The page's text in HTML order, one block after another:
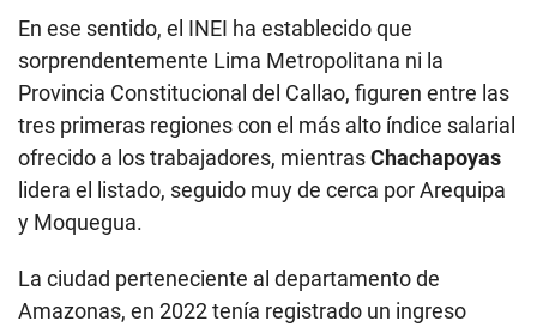
En ese sentido, el INEI ha establecido que
sorprendentemente Lima Metropolitana ni la
Provincia Constitucional del Callao, figuren entre las
tres primeras regiones con el más alto índice salarial
ofrecido a los trabajadores, mientrasChachapoyas
lidera el listado, seguido muy de cerca por Arequipa
y Moquegua.
La ciudad perteneciente al departamento de
Amazonas, en 2022 tenía registrado un ingreso